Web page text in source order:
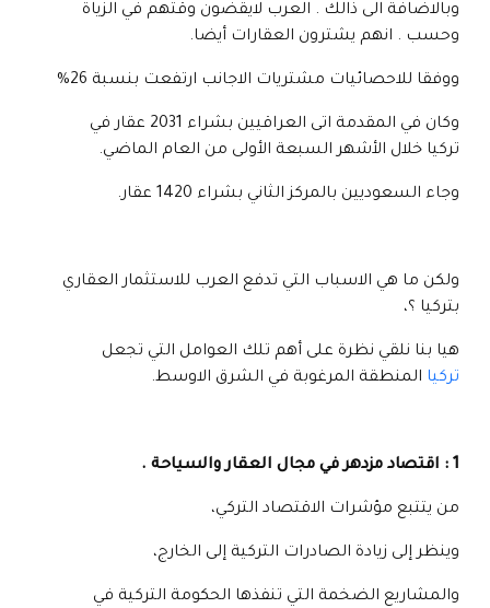
وبالاضافة الى ذالك . العرب لايقضون وقتهم في الزياة
وحسب . انهم يشترون العقارات أيضا.
ووفقا للاحصائيات مشتريات الاجانب ارتفعت بنسبة 26%
وكان في المقدمة اتى العراقيين بشراء 2031 عقار في
تركيا خلال الأشهر السبعة الأولى من العام الماضي.
وجاء السعوديين بالمركز الثاني بشراء 1420 عقار.
ولكن ما هي الاسباب التي تدفع العرب للاستثمار العقاري
بتركيا ؟،
هيا بنا نلقي نظرة على أهم تلك العوامل التي تجعل
تركيا المنطقة المرغوبة في الشرق الاوسط.
1 : اقتصاد مزدهر في مجال العقار والسياحة .
من يتتبع مؤشرات الاقتصاد التركي،
وينظر إلى زيادة الصادرات التركية إلى الخارج،
والمشاريع الضخمة التي تنفذها الحكومة التركية في